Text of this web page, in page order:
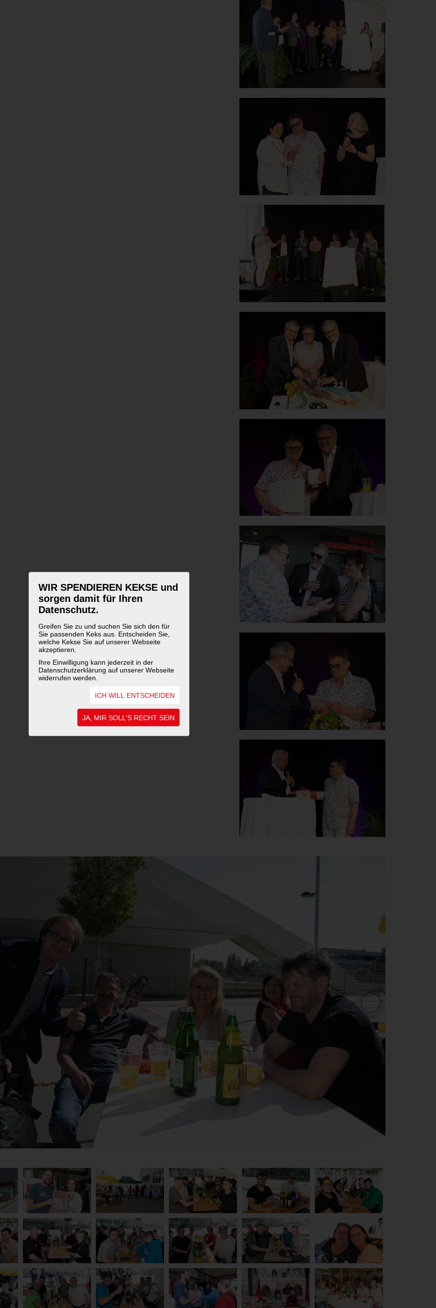
WIR SPENDIEREN KEKSE und
sorgen damit für Ihren
Datenschutz.
Greifen Sie zu und suchen Sie sich den für
Sie passenden Keks aus. Entscheiden Sie,
welche Kekse Sie auf unserer Webseite
akzeptieren.
Ihre Einwilligung kann jederzeit in der
Datenschutzerklärung auf unserer Webseite
widerrufen werden.
ICH WILL ENTSCHEIDEN
JA, MIR SOLL'S RECHT SEIN